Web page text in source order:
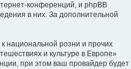
конференций, и phpBB
в них. За дополнительной
национальной розни и прочих
и культуре в Европе»
при этом ваш провайдер будет